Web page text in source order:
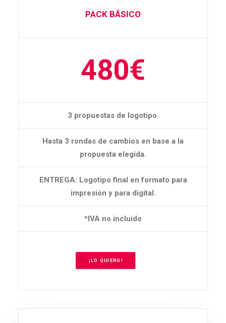
PACK BÁSICO
480€
3 propuestas de logotipo.
Hasta 3 rondas de cambios en base a la
propuesta elegida.
ENTREGA: Logotipo final en formato para
impresión y para digital.
*IVA no incluido
¡LO QUIERO!